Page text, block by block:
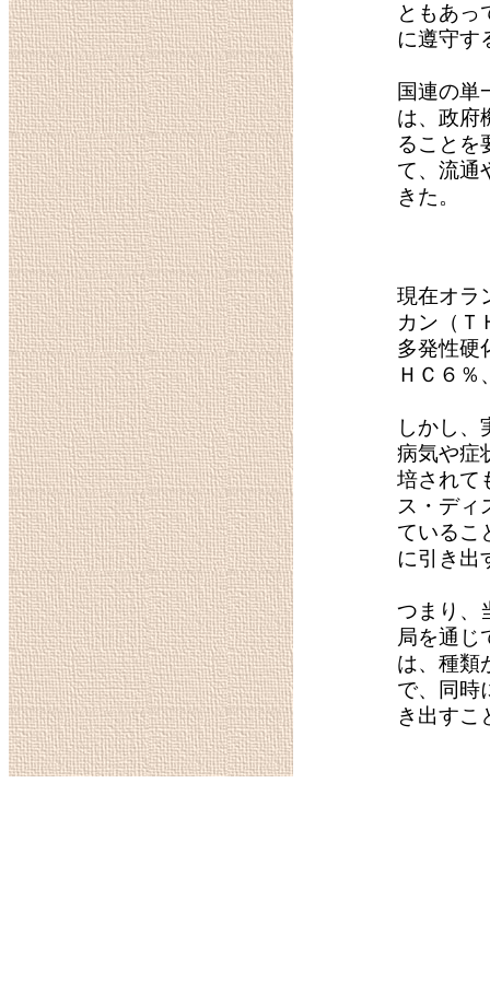
ともあっ
に遵守す
国連の単
は、政府
ることを
て、流通
きた。
現在オラ
カン（Ｔ
多発性硬
ＨＣ６％
しかし、
病気や症
培されて
ス・ディ
ているこ
に引き出
つまり、
局を通じ
は、種類
で、同時
き出すこ